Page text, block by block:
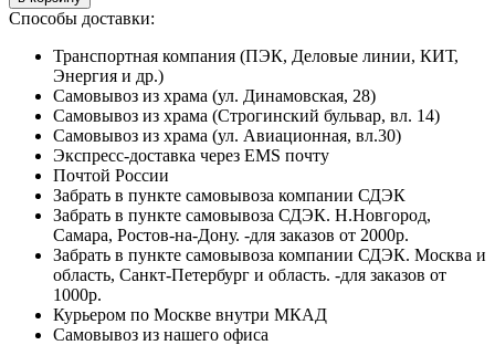
Способы доставки:
Транспортная компания (ПЭК, Деловые линии, КИТ,
Энергия и др.)
Самовывоз из храма (ул. Динамовская, 28)
Самовывоз из храма (Строгинский бульвар, вл. 14)
Самовывоз из храма (ул. Авиационная, вл.30)
Экспресс-доставка через EMS почту
Почтой России
Забрать в пункте самовывоза компании СДЭК
Забрать в пункте самовывоза СДЭК. Н.Новгород,
Самара, Ростов-на-Дону. -для заказов от 2000р.
Забрать в пункте самовывоза компании СДЭК. Москва и
область, Санкт-Петербург и область. -для заказов от
1000р.
Курьером по Москве внутри МКАД
Самовывоз из нашего офиса